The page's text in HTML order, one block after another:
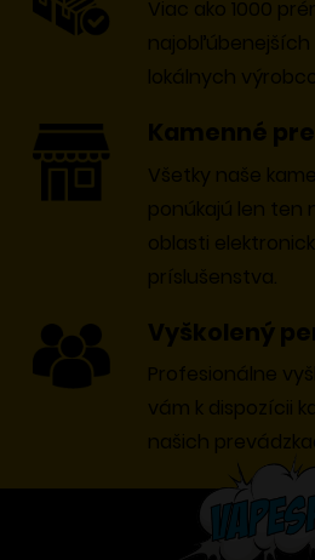
Viac ako 1000
lokálnych
Kamenné
Všetky naše
ponúkajú len ten
oblasti
príslušenstva.
Vyškolený
Profesionálne
vám k dispozícii
našich